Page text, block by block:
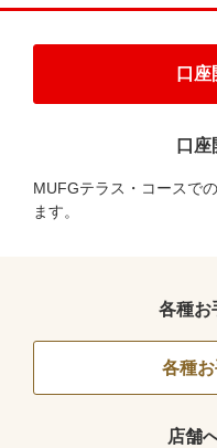
口
口座
MUFGテラス・コースで
ます。
各種お
各種
店舗